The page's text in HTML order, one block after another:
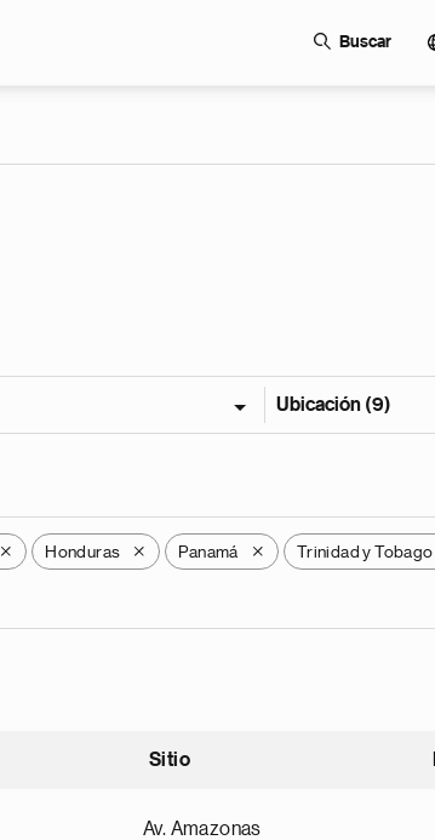
Buscar
Ubicación (9)
X Honduras X Panamá X Trinidad y Tobago
Sitio
Av. Amazonas